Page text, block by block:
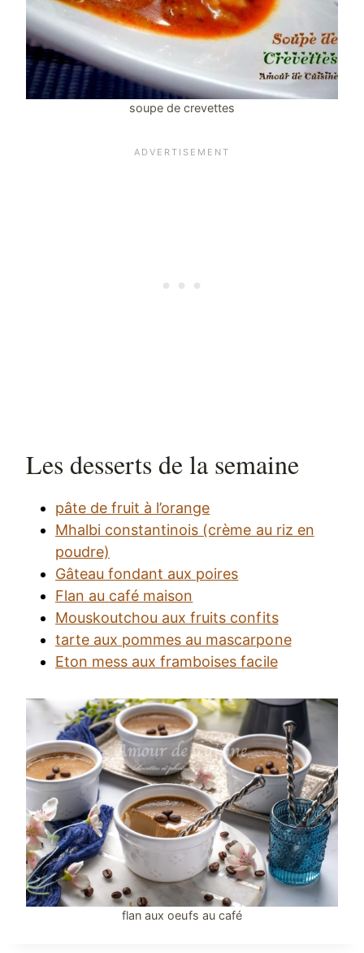
soupe de crevettes
Les desserts de la semaine
pâte de fruit à l’orange
Mhalbi constantinois (crème au riz en
poudre)
Gâteau fondant aux poires
Flan au café maison
Mouskoutchou aux fruits confits
tarte aux pommes au mascarpone
Eton mess aux framboises facile
flan aux oeufs au café